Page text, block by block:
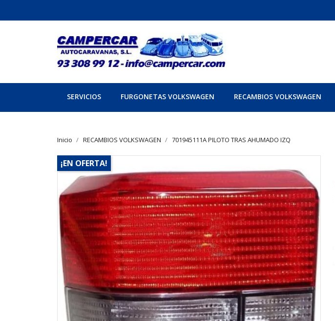
SERVICIOS FURGONETAS VOLKSWAGEN RECAMBIOS VOLKSWAGEN
Inicio RECAMBIOS VOLKSWAGEN 701945111A PILOTO TRAS AHUMADO IZQ
¡EN OFERTA!